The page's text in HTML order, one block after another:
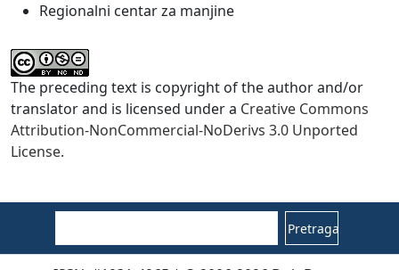
Regionalni centar za manjine
The preceding text is copyright of the author and/or
translator and is licensed under a Creative Commons
Attribution-NonCommercial-NoDerivs 3.0 Unported
License.
Pretraga